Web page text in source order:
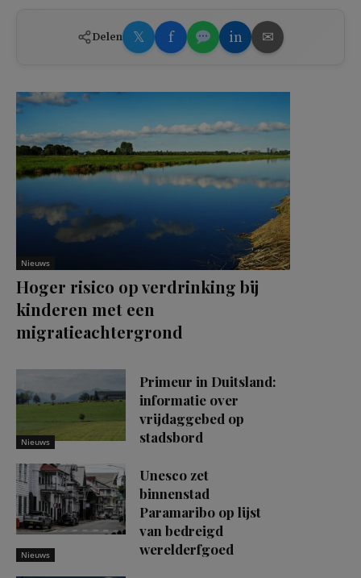
Delen 𝕏 f in ✉
Nieuws
Hoger risico op verdrinking bij
kinderen met een
migratieachtergrond
Nieuws
Primeur in Duitsland:
informatie over
vrijdaggebed op
stadsbord
Nieuws
Unesco zet
binnenstad
Paramaribo op lijst
van bedreigd
werelderfgoed